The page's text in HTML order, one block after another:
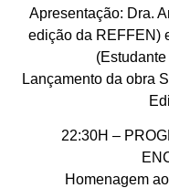
Apresentação: Dra.
edição da REFFEN)
Lançamento da obra
22:30H –
Homenagem